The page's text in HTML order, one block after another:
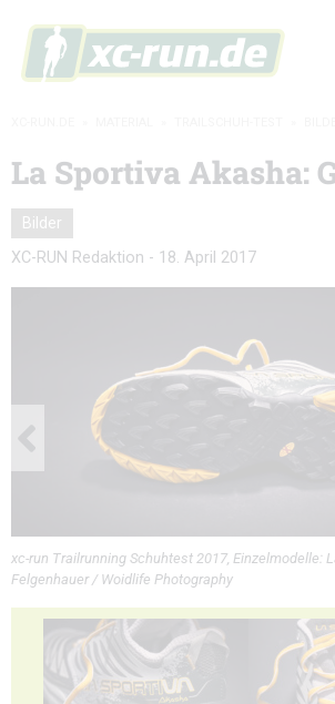
La Sportiva Akasha:
Bilder
XC-RUN Redaktion - 18. April 2017
xc-run Trailrunning Schuhtest 2017, Einzelmodelle:
Felgenhauer / Woidlife Photography